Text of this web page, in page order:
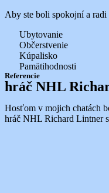
Aby ste boli spokojní a radi
Ubytovanie
Občerstvenie
Kúpalisko
Pamätihodnosti
Referencie
hráč NHL
Hosťom v mojich chatách
hráč NHL Richard Lintner